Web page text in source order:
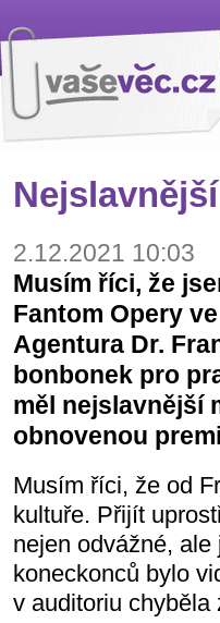
2.12.2021 10:03
Musím říci, že
Fantom Opery
Agentura Dr.
bonbonek pro
měl nejslavnější
obnovenou
Musím říci, že od
kultuře. Přijít
nejen odvážné,
koneckonců bylo
v auditoriu chyběla